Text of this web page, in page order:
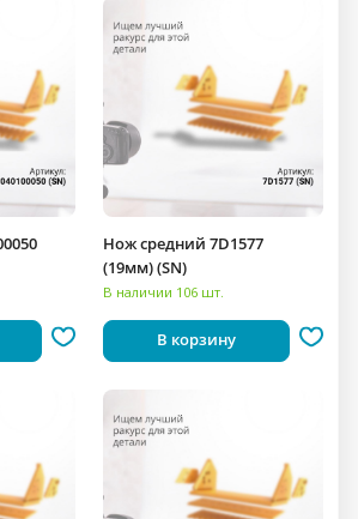
Нож средний 7D1577
(19мм) (SN)
В наличии 106 шт.
В корзину